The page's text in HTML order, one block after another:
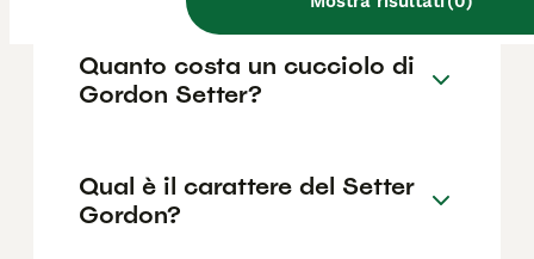
Quanto costa un cucciolo di
Gordon Setter?
Qual è il carattere del Setter
Gordon?